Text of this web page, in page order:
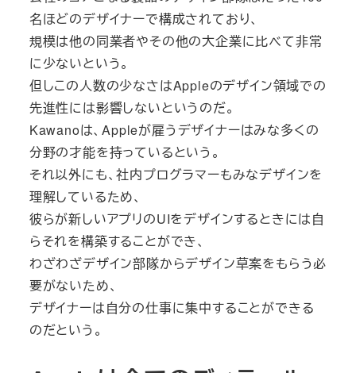
名ほどのデザイナーで構成されており、
規模は他の同業者やその他の大企業に比べて非常
に少ないという。
但しこの人数の少なさはAppleのデザイン領域での
先進性には影響しないというのだ。
Kawanoは、Appleが雇うデザイナーはみな多くの
分野の才能を持っているという。
それ以外にも、社内プログラマーもみなデザインを
理解しているため、
彼らが新しいアプリのUIをデザインするときには自
らそれを構築することができ、
わざわざデザイン部隊からデザイン草案をもらう必
要がないため、
デザイナーは自分の仕事に集中することができる
のだという。